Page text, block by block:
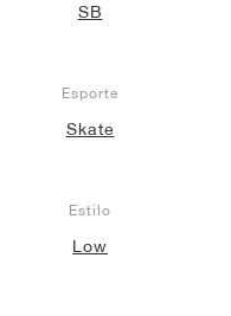
SB
Esporte
Skate
Estilo
Low